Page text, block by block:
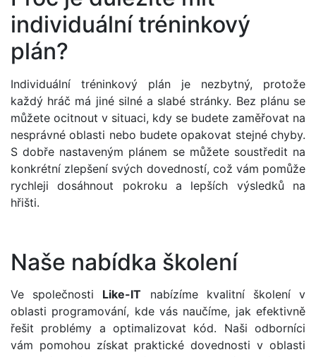
individuální tréninkový
plán?
Individuální tréninkový plán je nezbytný, protože
každý hráč má jiné silné a slabé stránky. Bez plánu se
můžete ocitnout v situaci, kdy se budete zaměřovat na
nesprávné oblasti nebo budete opakovat stejné chyby.
S dobře nastaveným plánem se můžete soustředit na
konkrétní zlepšení svých dovedností, což vám pomůže
rychleji dosáhnout pokroku a lepších výsledků na
hřišti.
Naše nabídka školení
Ve společnosti Like-IT nabízíme kvalitní školení v
oblasti programování, kde vás naučíme, jak efektivně
řešit problémy a optimalizovat kód. Naši odborníci
vám pomohou získat praktické dovednosti v oblasti